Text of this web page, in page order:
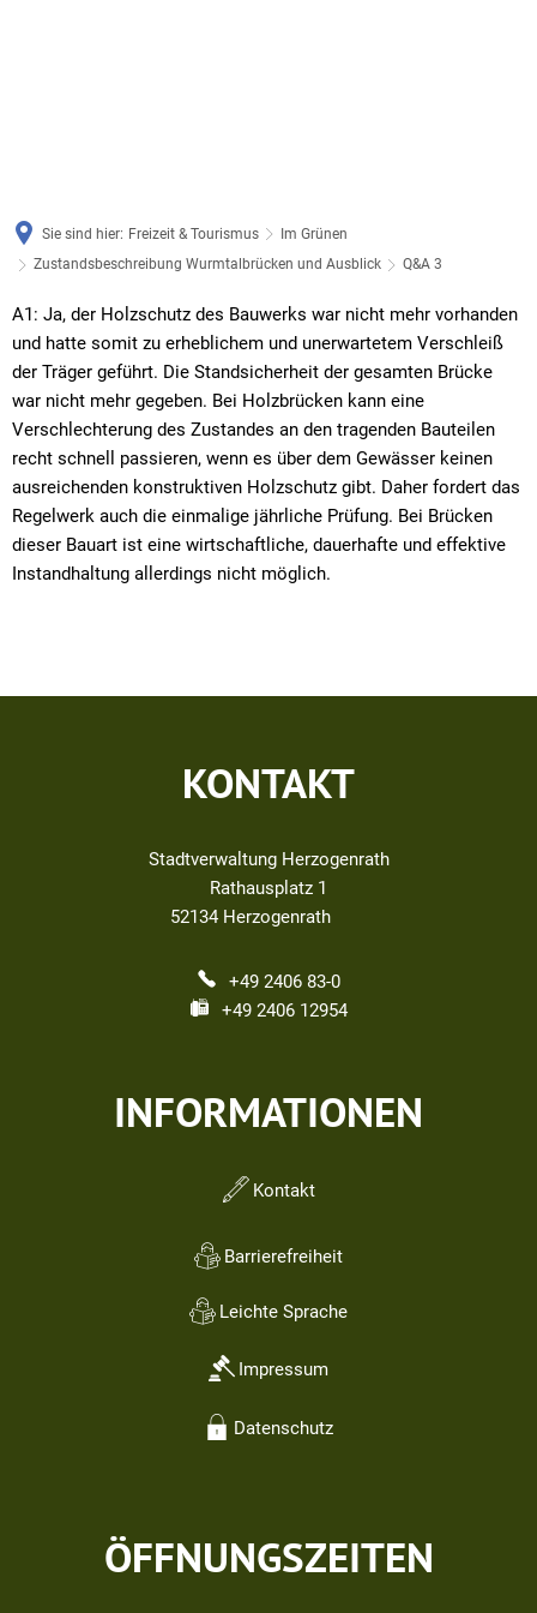
Sie sind hier: Freizeit & Tourismus
Im Grünen
Zustandsbeschreibung Wurmtalbrücken und Ausblick
Q&A 3
Q&A
3
A1: Ja, der Holzschutz des Bauwerks war nicht mehr vorhanden
und hatte somit zu erheblichem und unerwartetem Verschleiß
der Träger geführt. Die Standsicherheit der gesamten Brücke
war nicht mehr gegeben. Bei Holzbrücken kann eine
Verschlechterung des Zustandes an den tragenden Bauteilen
recht schnell passieren, wenn es über dem Gewässer keinen
ausreichenden konstruktiven Holzschutz gibt. Daher fordert das
Regelwerk auch die einmalige jährliche Prüfung. Bei Brücken
dieser Bauart ist eine wirtschaftliche, dauerhafte und effektive
Instandhaltung allerdings nicht möglich.
KONTAKT
Stadtverwaltung Herzogenrath
Rathausplatz 1
52134 Herzogenrath
+49 2406 83-0
+49 2406 12954
INFORMATIONEN
Kontakt
Barrierefreiheit
Leichte Sprache
Impressum
Datenschutz
ÖFFNUNGSZEITEN